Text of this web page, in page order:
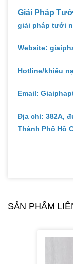
Giải Pháp
giải pháp tưới
Website:
Hotline/khiếu
Email:
Địa chỉ: 382A,
Thành Phố Hồ
SẢN PHẨM